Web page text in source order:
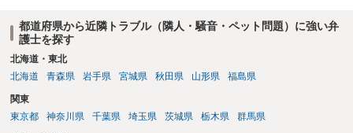
都道府県から近隣トラブル（隣人・騒音・ペット問題）に強い弁
護士を探す
北海道・東北
北海道
青森県 岩手県 宮城県 秋田県 山形県 福島県
関東
東京都
神奈川県 千葉県 埼玉県 茨城県 栃木県 群馬県